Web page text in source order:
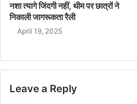
नशा त्यागे जिंदगी नहीं, थीम पर छात्रों ने
निकाली जागरूकता रैली
April 19, 2025
Leave a Reply